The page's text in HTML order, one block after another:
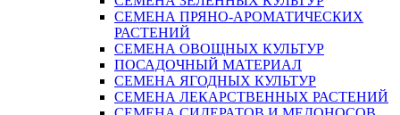
СЕМЕНА ПРЯНО-АРОМАТИЧЕСКИХ
РАСТЕНИЙ
СЕМЕНА ОВОЩНЫХ КУЛЬТУР
ПОСАДОЧНЫЙ МАТЕРИАЛ
СЕМЕНА ЯГОДНЫХ КУЛЬТУР
СЕМЕНА ЛЕКАРСТВЕННЫХ РАСТЕНИЙ